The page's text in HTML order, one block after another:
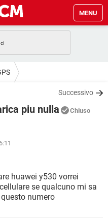
MENU
ANDROID
WHATSAPP
GAMING
GAMING
WINDOWS 10
FACEBOOK
WHATSAPP
ANDROID
WINDOWS 10
Successivo
piu nulla Chiuso
huawei y530 vorrei
se qualcuno mi sa
numero